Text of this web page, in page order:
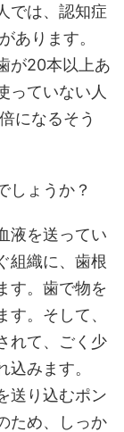
では、認知症
あります。
が20本以上あ
っていない人
になるそう
しょうか？
液を送ってい
組織に、歯根
す。歯で物を
。そして、
れて、ごく少
みます。
送り込むポン
ため、しっか